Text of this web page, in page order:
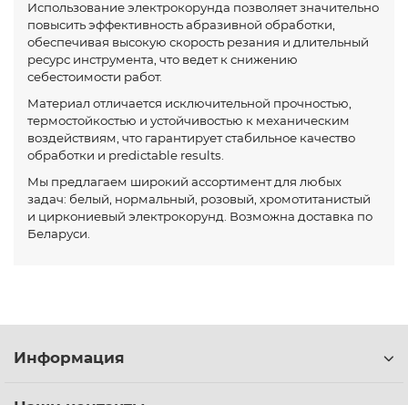
Использование электрокорунда позволяет значительно
повысить эффективность абразивной обработки,
обеспечивая высокую скорость резания и длительный
ресурс инструмента, что ведет к снижению
себестоимости работ.
Материал отличается исключительной прочностью,
термостойкостью и устойчивостью к механическим
воздействиям, что гарантирует стабильное качество
обработки и predictable results.
Мы предлагаем широкий ассортимент для любых
задач: белый, нормальный, розовый, хромотитанистый
и циркониевый электрокорунд. Возможна доставка по
Беларуси.
Информация